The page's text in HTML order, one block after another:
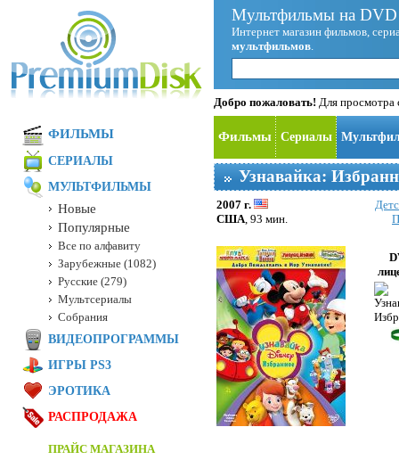
Мультфильмы на
Интернет магазин фильмов,
мультфильмов.
Добро пожаловать! Для просмотра
Фильмы Сериалы
Узнавайка:
2007 г.
США, 93 мин.
ФИЛЬМЫ
СЕРИАЛЫ
МУЛЬТФИЛЬМЫ
Новые
Популярные
Все по алфавиту
Зарубежные (1082)
Русские (279)
Мультсериалы
Собрания
ВИДЕОПРОГРАММЫ
ИГРЫ PS3
ЭРОТИКА
РАСПРОДАЖА
ПРАЙС МАГАЗИНА